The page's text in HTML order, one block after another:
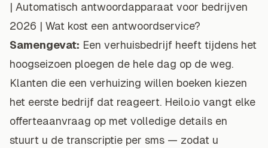
| Automatisch antwoordapparaat voor bedrijven
2026 | Wat kost een antwoordservice?
Samengevat: Een verhuisbedrijf heeft tijdens het
hoogseizoen ploegen de hele dag op de weg.
Klanten die een verhuizing willen boeken kiezen
het eerste bedrijf dat reageert. Heilo.io vangt elke
offerteaanvraag op met volledige details en
stuurt u de transcriptie per sms — zodat u